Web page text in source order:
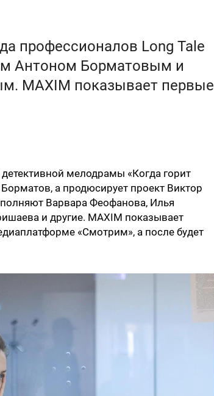
профессионалов Long Tale
Антоном Борматовым и
MAXIM показывает первые
мелодрамы «Когда горит
а продюсирует проект Виктор
Варвара Феофанова, Илья
и другие. MAXIM показывает
«Смотрим», а после будет